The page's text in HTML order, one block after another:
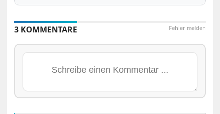
Fehler melden
3 KOMMENTARE